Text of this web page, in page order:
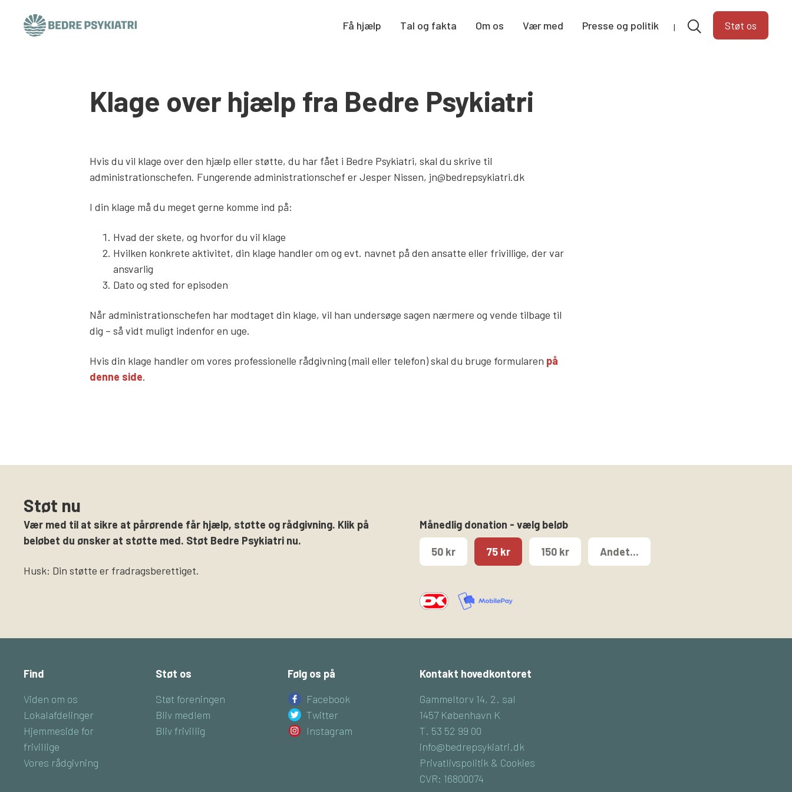
Få hjælp Tal og fakta Om os Vær med Presse og politik Støt os
Klage over hjælp fra Bedre Psykiatri
Hvis du vil klage over den hjælp eller støtte, du har fået i Bedre Psykiatri, skal du skrive til
administrationschefen. Fungerende administrationschef er Jesper Nissen, jn@bedrepsykiatri.dk
I din klage må du meget gerne komme ind på:
Hvad der skete, og hvorfor du vil klage
Hvilken konkrete aktivitet, din klage handler om og evt. navnet på den ansatte eller frivillige, der var
ansvarlig
Dato og sted for episoden
Når administrationschefen har modtaget din klage, vil han undersøge sagen nærmere og vende tilbage til
dig – så vidt muligt indenfor en uge.
Hvis din klage handler om vores professionelle rådgivning (mail eller telefon) skal du bruge formularen på
denne side.
Støt nu
Vær med til at sikre at pårørende får hjælp, støtte og rådgivning. Klik på
beløbet du ønsker at støtte med. Støt Bedre Psykiatri nu.
Husk: Din støtte er fradragsberettiget.
Månedlig donation - vælg beløb
50 kr 75 kr 150 kr Andet...
Find
Viden om os
Lokalafdelinger
Hjemmeside for
frivillige
Vores rådgivning
Støt os
Støt foreningen
Bliv medlem
Bliv frivillig
Følg os på
Facebook
Twitter
Instagram
Kontakt hovedkontoret
Gammeltorv 14, 2. sal
1457 København K
T. 53 52 99 00
info@bedrepsykiatri.dk
Privatlivspolitik & Cookies
CVR: 16800074